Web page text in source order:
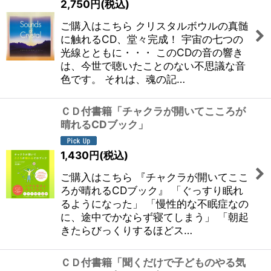
2,750円(税込)
ご購入はこちら クリスタルボウルの真髄
に触れるCD、堂々完成！ 宇宙の七つの
光線とともに・・・ このCDの音の響き
は、今世で聴いたことのない不思議な音
色です。 それは、魂の記…
ＣＤ付書籍「チャクラが開いてこころが
晴れるCDブック」
1,430円(税込)
ご購入はこちら 『チャクラが開いてここ
ろが晴れるCDブック』 「ぐっすり眠れ
るようになった」 「慢性的な不眠症なの
に、途中でかならず寝てしまう」 「朝起
きたらびっくりするほどス…
ＣＤ付書籍「聞くだけで子どものやる気